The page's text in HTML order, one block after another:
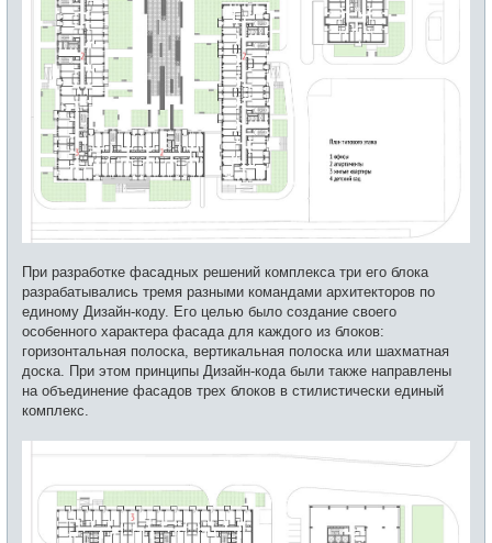
При разработке фасадных решений комплекса три его блока
разрабатывались тремя разными командами архитекторов по
единому Дизайн-коду. Его целью было создание своего
особенного характера фасада для каждого из блоков:
горизонтальная полоска, вертикальная полоска или шахматная
доска. При этом принципы Дизайн-кода были также направлены
на объединение фасадов трех блоков в стилистически единый
комплекс.